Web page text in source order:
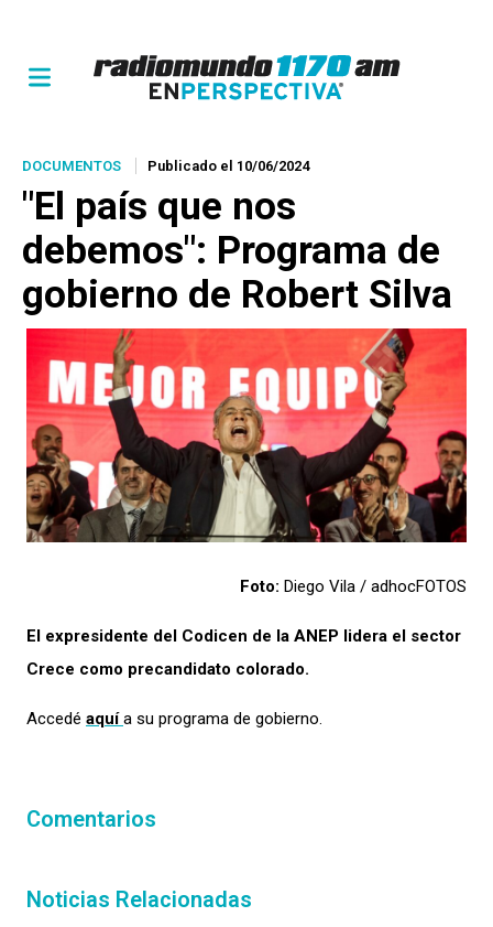
DOCUMENTOS Publicado el 10/06/2024
"El país que nos
debemos": Programa de
gobierno de Robert Silva
Foto: Diego Vila / adhocFOTOS
El expresidente del Codicen de la ANEP lidera el sector
Crece como precandidato colorado.
Accedé aquí a su programa de gobierno.
Comentarios
Noticias Relacionadas